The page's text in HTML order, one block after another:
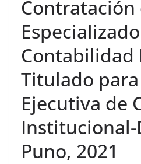
Contratación
Contabilidad
Titulado
Ejecutiva de
Institucional-
Puno, 2021